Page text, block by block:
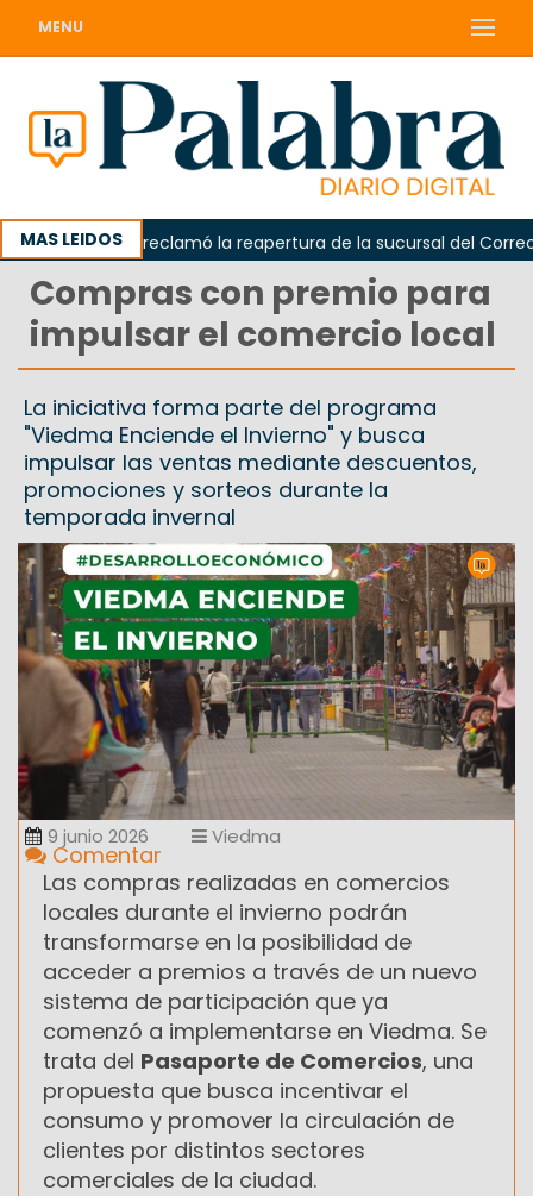
MENU
MAS LEIDOS
Odarda reclamó la reapertura de la sucursal del Correo
Compras con premio para
impulsar el comercio local
La iniciativa forma parte del programa
"Viedma Enciende el Invierno" y busca
impulsar las ventas mediante descuentos,
promociones y sorteos durante la
temporada invernal
9 junio 2026 Viedma
Comentar
Las compras realizadas en comercios
locales durante el invierno podrán
transformarse en la posibilidad de
acceder a premios a través de un nuevo
sistema de participación que ya
comenzó a implementarse en Viedma. Se
trata del Pasaporte de Comercios, una
propuesta que busca incentivar el
consumo y promover la circulación de
clientes por distintos sectores
comerciales de la ciudad.